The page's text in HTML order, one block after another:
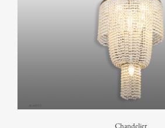
Chandelier